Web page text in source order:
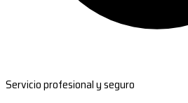
Servicio profesional y seguro